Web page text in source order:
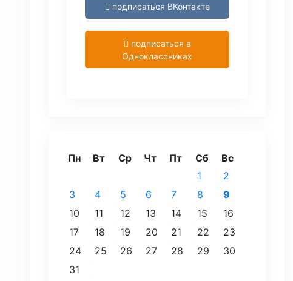
подписаться ВКонтакте
подписаться в
Одноклассниках
Пн Вт Ср Чт Пт Сб Вс
1
2
3
4 5 6 7 8
9
10
11 12 13 14 15
16
17
18 19 20 21 22
23
24
25 26 27 28 29
30
31